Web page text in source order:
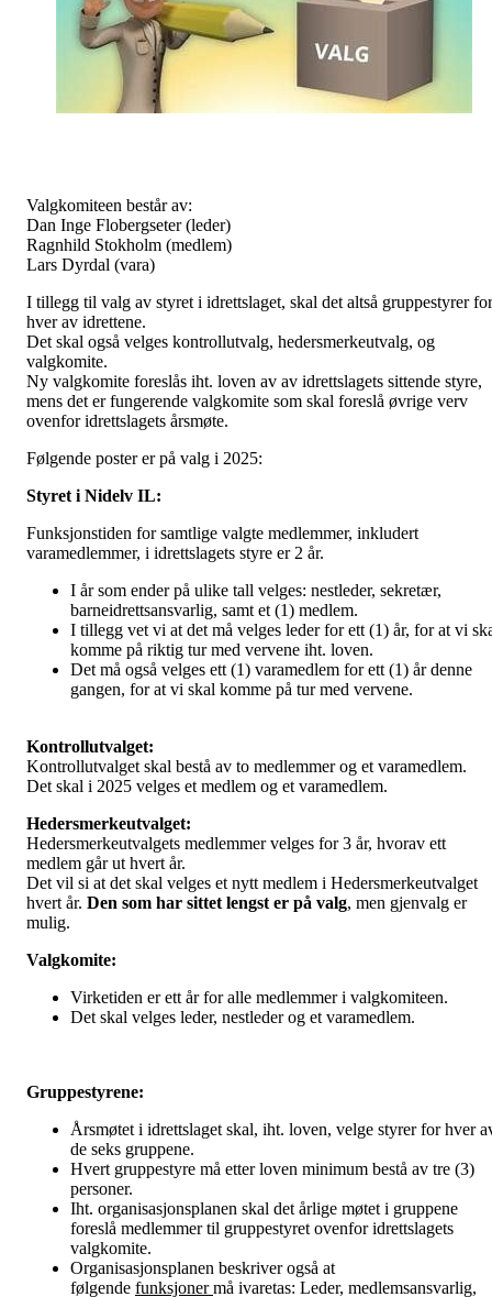
Valgkomiteen består av:
Dan Inge Flobergseter (leder)
Ragnhild Stokholm (medlem)
Lars Dyrdal (vara)
I tillegg til valg av styret i idrettslaget, skal det altså gruppestyrer for
hver av idrettene.
Det skal også velges kontrollutvalg, hedersmerkeutvalg, og
valgkomite.
Ny valgkomite foreslås iht. loven av av idrettslagets sittende styre,
mens det er fungerende valgkomite som skal foreslå øvrige verv
ovenfor idrettslagets årsmøte.
Følgende poster er på valg i 2025:
Styret i Nidelv IL:
Funksjonstiden for samtlige valgte medlemmer, inkludert
varamedlemmer, i idrettslagets styre er 2 år.
I år som ender på ulike tall velges: nestleder, sekretær,
barneidrettsansvarlig, samt et (1) medlem.
I tillegg vet vi at det må velges leder for ett (1) år, for at vi
komme på riktig tur med vervene iht. loven.
Det må også velges ett (1) varamedlem for ett (1) år denne
gangen, for at vi skal komme på tur med vervene.
Kontrollutvalget:
Kontrollutvalget skal bestå av to medlemmer og et varamedlem.
Det skal i 2025 velges et medlem og et varamedlem.
Hedersmerkeutvalget:
Hedersmerkeutvalgets medlemmer velges for 3 år, hvorav ett
medlem går ut hvert år.
Det vil si at det skal velges et nytt medlem i Hedersmerkeutvalget
hvert år. Den som har sittet lengst er på valg, men gjenvalg er
mulig.
Valgkomite:
Virketiden er ett år for alle medlemmer i valgkomiteen.
Det skal velges leder, nestleder og et varamedlem.
Gruppestyrene:
Årsmøtet i idrettslaget skal, iht. loven, velge styrer for hver
de seks gruppene.
Hvert gruppestyre må etter loven minimum bestå av tre (3)
personer.
Iht. organisasjonsplanen skal det årlige møtet i gruppene
foreslå medlemmer til gruppestyret ovenfor idrettslagets
valgkomite.
Organisasjonsplanen beskriver også at
følgende funksjonermå ivaretas: Leder, medlemsansvarlig,